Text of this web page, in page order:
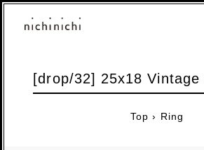
[drop/32] 25x18 Vintage
Top › Ring